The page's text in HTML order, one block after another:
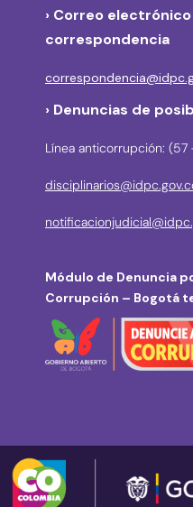
› Correo
correspondencia
› Denuncias de
Línea anticorrupción:
Módulo de Denuncia
Corrupción – Bogotá